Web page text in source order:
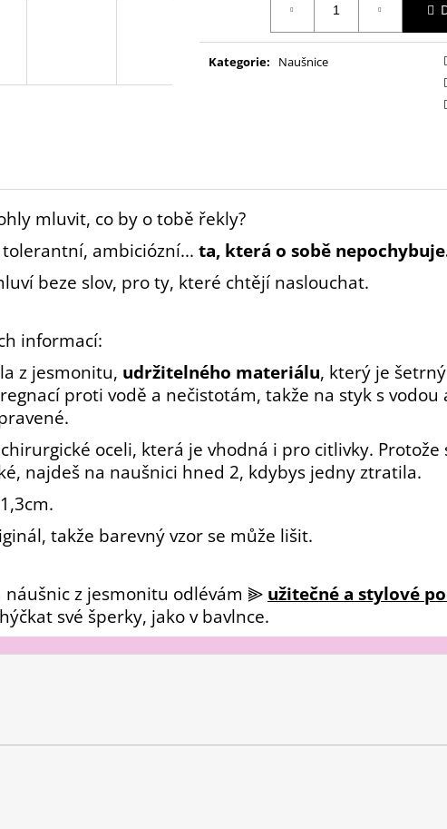
Kategorie: Naušnice
mluvit, co by o tobě řekly?
ambiciózní... ta, která o sobě
beze slov, pro ty, které chtějí naslouchat.
informací:
z jesmonitu, udržitelného materiálu, který je
proti vodě a nečistotám, takže na styk s vodou
oceli, která je vhodná i pro citlivky. Protože
najdeš na naušnici hned 2, kdybys jedny ztratila.
,3cm.
takže barevný vzor se může lišit.
náušnic z jesmonitu odlévám ⫸ užitečné a stylové
své šperky, jako v bavlnce.